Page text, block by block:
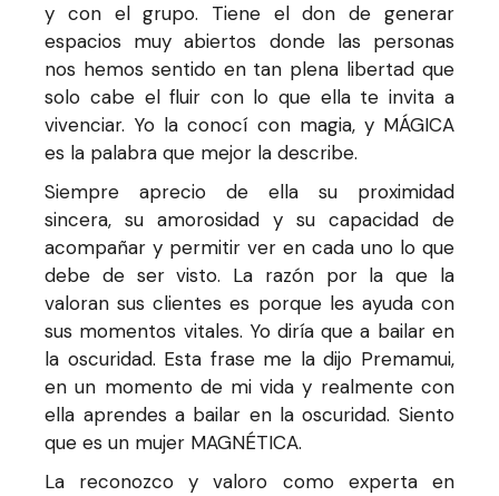
y con el grupo. Tiene el don de generar
espacios muy abiertos donde las personas
nos hemos sentido en tan plena libertad que
solo cabe el fluir con lo que ella te invita a
vivenciar. Yo la conocí con magia, y MÁGICA
es la palabra que mejor la describe.
Siempre aprecio de ella su proximidad
sincera, su amorosidad y su capacidad de
acompañar y permitir ver en cada uno lo que
debe de ser visto. La razón por la que la
valoran sus clientes es porque les ayuda con
sus momentos vitales. Yo diría que a bailar en
la oscuridad. Esta frase me la dijo Premamui,
en un momento de mi vida y realmente con
ella aprendes a bailar en la oscuridad. Siento
que es un mujer MAGNÉTICA.
La reconozco y valoro como experta en